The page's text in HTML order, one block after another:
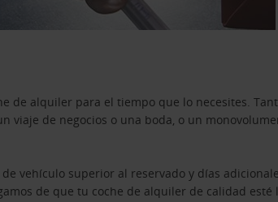
de alquiler para el tiempo que lo necesites.
viaje de negocios o una boda, o un
vehículo superior al reservado y días
de que tu coche de alquiler de calidad esté